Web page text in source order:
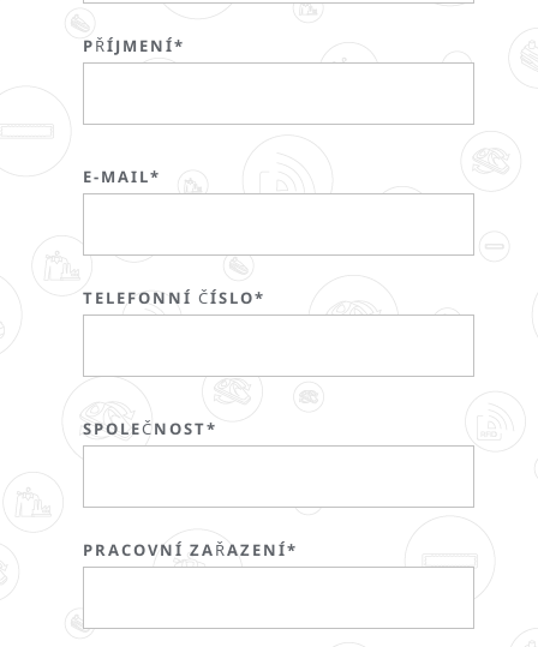
PŘÍJMENÍ*
E-MAIL*
TELEFONNÍ ČÍSLO*
SPOLEČNOST*
PRACOVNÍ ZAŘAZENÍ*